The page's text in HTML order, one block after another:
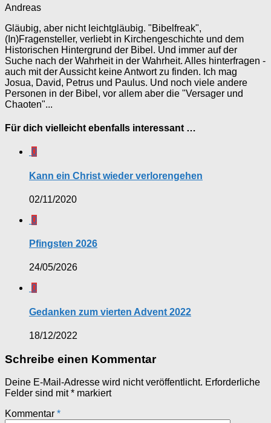
Andreas
Gläubig, aber nicht leichtgläubig. "Bibelfreak",
(In)Fragensteller, verliebt in Kirchengeschichte und dem
Historischen Hintergrund der Bibel. Und immer auf der
Suche nach der Wahrheit in der Wahrheit. Alles hinterfragen -
auch mit der Aussicht keine Antwort zu finden. Ich mag
Josua, David, Petrus und Paulus. Und noch viele andere
Personen in der Bibel, vor allem aber die "Versager und
Chaoten"...
Für dich vielleicht ebenfalls interessant …
0
Kann ein Christ wieder verlorengehen
02/11/2020
0
Pfingsten 2026
24/05/2026
0
Gedanken zum vierten Advent 2022
18/12/2022
Schreibe einen Kommentar
Deine E-Mail-Adresse wird nicht veröffentlicht. Erforderliche
Felder sind mit* markiert
Kommentar *